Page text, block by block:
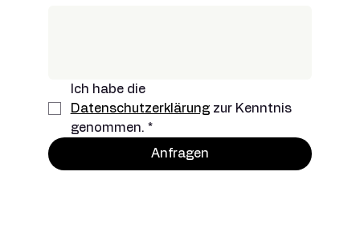
Ich habe die
Datenschutzerklärung zur Kenntnis
genommen. *
Anfragen